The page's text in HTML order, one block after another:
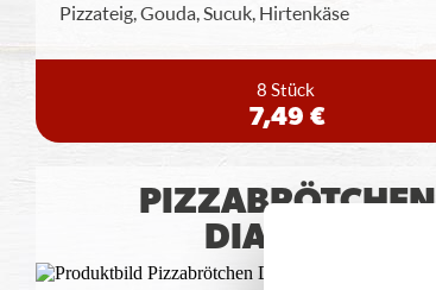
Pizzateig, Gouda, Sucuk, Hirtenkäse
8 Stück
7,49 €
PIZZABRÖTCHEN
DIABLITO